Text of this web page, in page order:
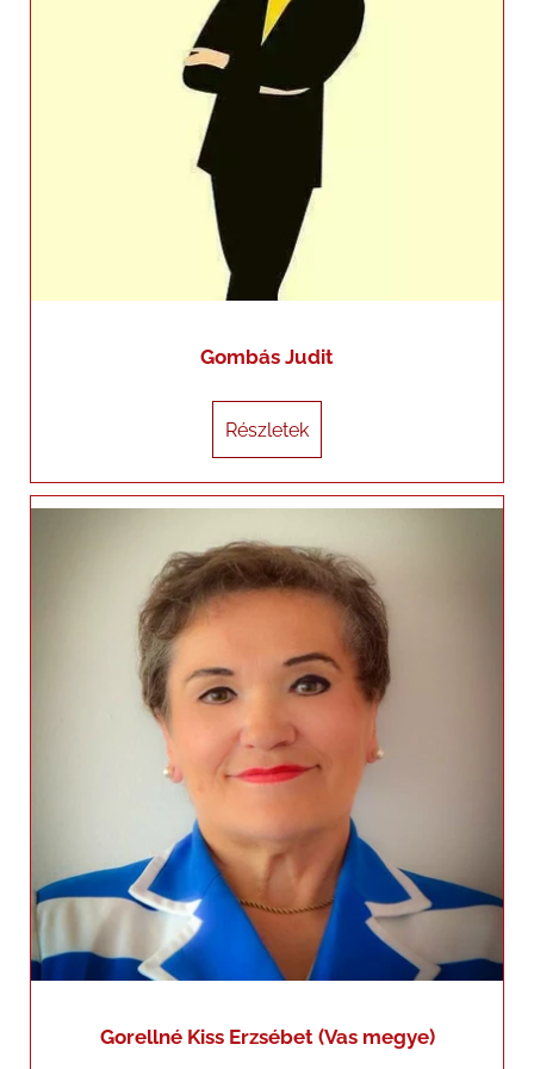
Részletek
Gombás Judit
Részletek
erzsebet.gorellne.kiss@gmail.com
Gorellné Kiss Erzsébet (Vas megye)